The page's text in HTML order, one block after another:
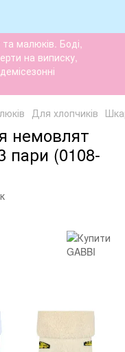
малюків. Боді,
на виписку,
Для хлопчиків
немовлят
пари (0108-